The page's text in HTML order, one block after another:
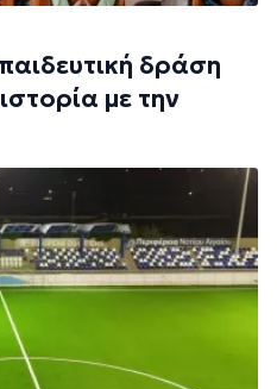
δράση
με την